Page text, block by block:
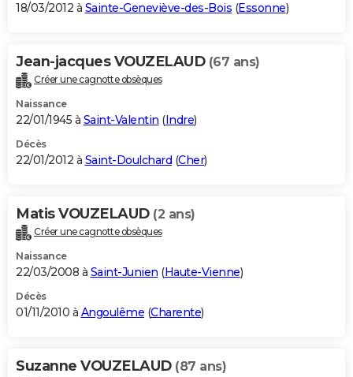
18/03/2012 à Sainte-Geneviève-des-Bois (Essonne)
Jean-jacques VOUZELAUD (67 ans)
Créer une cagnotte obsèques
Naissance
22/01/1945 à Saint-Valentin (Indre)
Décès
22/01/2012 à Saint-Doulchard (Cher)
Matis VOUZELAUD (2 ans)
Créer une cagnotte obsèques
Naissance
22/03/2008 à Saint-Junien (Haute-Vienne)
Décès
01/11/2010 à Angoulême (Charente)
Suzanne VOUZELAUD (87 ans)